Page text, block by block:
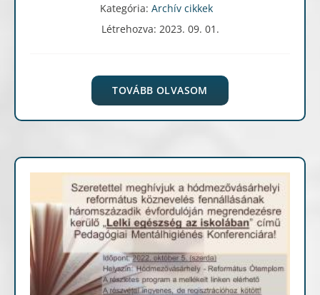
Kategória: Archív cikkek
Létrehozva: 2023. 09. 01.
TOVÁBB OLVASOM
Archív cikkek